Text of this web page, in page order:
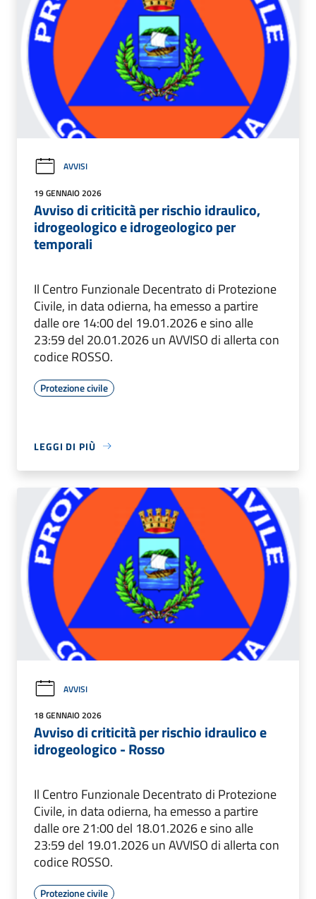
AVVISI
19 GENNAIO 2026
Avviso di criticità per rischio idraulico,
idrogeologico e idrogeologico per
temporali
Il Centro Funzionale Decentrato di Protezione
Civile, in data odierna, ha emesso a partire
dalle ore 14:00 del 19.01.2026 e sino alle
23:59 del 20.01.2026 un AVVISO di allerta con
codice ROSSO.
Protezione civile
LEGGI DI PIÙ
AVVISI
18 GENNAIO 2026
Avviso di criticità per rischio idraulico e
idrogeologico - Rosso
Il Centro Funzionale Decentrato di Protezione
Civile, in data odierna, ha emesso a partire
dalle ore 21:00 del 18.01.2026 e sino alle
23:59 del 19.01.2026 un AVVISO di allerta con
codice ROSSO.
Protezione civile